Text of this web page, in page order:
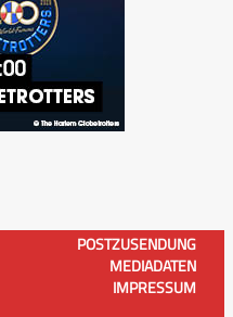
POSTZUSENDUNG
MEDIADATEN
IMPRESSUM